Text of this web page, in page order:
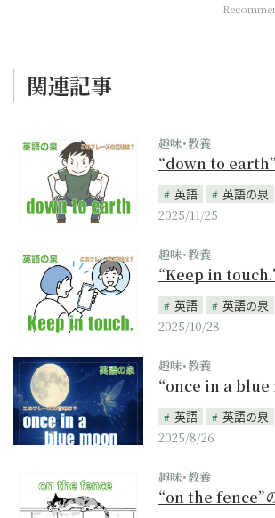
関連記事
趣味･教養
“down to
英語
英語の泉
2025/11/25
趣味･教養
“Keep in
英語
英語の泉
2025/10/28
趣味･教養
“once in a
英語
英語の泉
2025/8/26
趣味･教養
“on the fence”